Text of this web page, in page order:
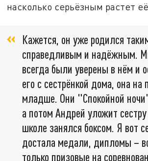
насколько серьёзным растет
Кажется, он уже родился
справедливым и надёжным.
всегда были уверены в нём и
его с сестрёнкой дома, она на
младше. Они "Спокойной
а потом Андрей уложит
школе занялся боксом. Я вот
достала медали, дипломы –
только призовые на